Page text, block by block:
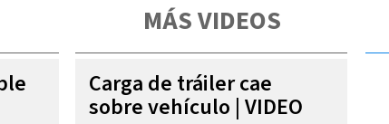
MÁS VIDEOS
Carga de tráiler cae
sobre vehículo | VIDEO